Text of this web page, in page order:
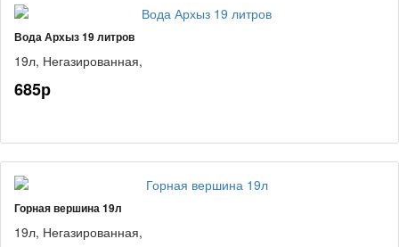
Вода Архыз 19 литров
19л, Негазированная,
685р
Горная вершина 19л
19л, Негазированная,